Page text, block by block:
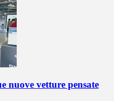
nuove vetture pensate